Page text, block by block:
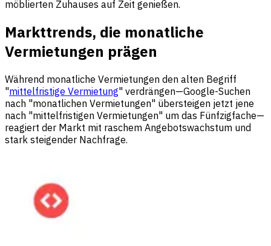
möblierten Zuhauses auf Zeit genießen.
Markttrends, die monatliche
Vermietungen prägen
Während monatliche Vermietungen den alten Begriff
"mittelfristige Vermietung" verdrängen—Google-Suchen
nach "monatlichen Vermietungen" übersteigen jetzt jene
nach "mittelfristigen Vermietungen" um das Fünfzigfache—
reagiert der Markt mit raschem Angebotswachstum und
stark steigender Nachfrage.